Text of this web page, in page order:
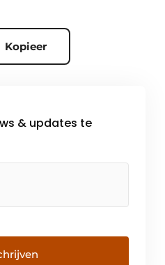
Kopieer
& updates te